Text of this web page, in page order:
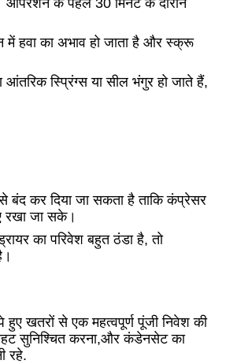
ऑपरेशन के पहले 30 मिनट के दौरान
में हवा का अभाव हो जाता है और स्क्रू
स्प्रिंग्स या सील भंगुर हो जाते हैं,
बंद कर दिया जा सकता है ताकि कंप्रेसर
रखा जा सके।
का परिवेश बहुत ठंडा है, तो
हुए खतरों से एक महत्वपूर्ण पूंजी निवेश की
सुनिश्चित करना,और कंडेनसेट का
रहे.